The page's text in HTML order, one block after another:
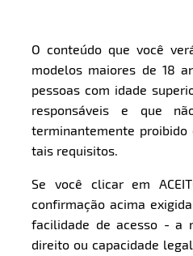
O conteúdo que você
modelos maiores de 18
pessoas com idade
responsáveis e que
terminantemente proibido
tais requisitos.
Se você clicar em
confirmação acima
facilidade de acesso - a
direito ou capacidade